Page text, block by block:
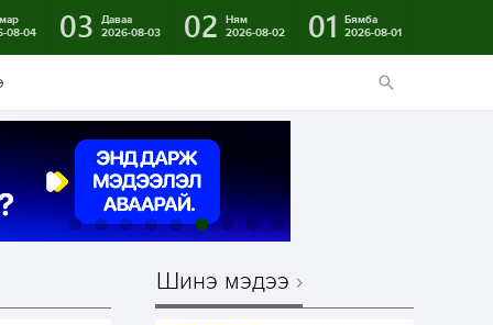
08-04
03
Даваа
2026-08-03
02
Ням
2026-08-02
01
Бямба
2026-08-01
Шинэ мэдээ